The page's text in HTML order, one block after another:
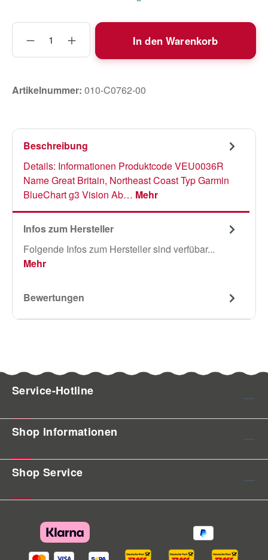
Produkt Anzahl: Gib den gewünschten
In den Warenkorb
Artikelnummer: 010-C0762-00
Beschreibung
Details: Informationen Produktcode VEU0036R
Name Great Britain, Northeast Coast Typ Garmin
BlueChart g3 Vision Ab… Mehr
Infos zum Hersteller
Folgende Infos zum Hersteller sind verfübar...
Mehr
Bewertungen
Service-Hotline
Shop Informationen
Shop Service